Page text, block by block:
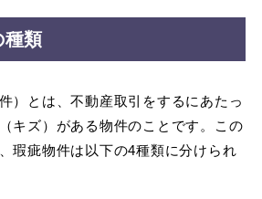
種類
）とは、不動産取引をするにあたっ
キズ）がある物件のことです。この
瑕疵物件は以下の4種類に分けられ